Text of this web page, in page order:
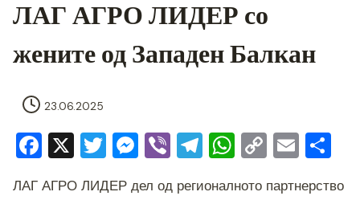
ЛАГ АГРО ЛИДЕР со
жените од Западен Балкан
23.06.2025
Facebook
X Twitter
Messenger
ViberTelegram
WhatsApp
Copy
ЛАГ АГРО ЛИДЕР дел од регионалното партнерство